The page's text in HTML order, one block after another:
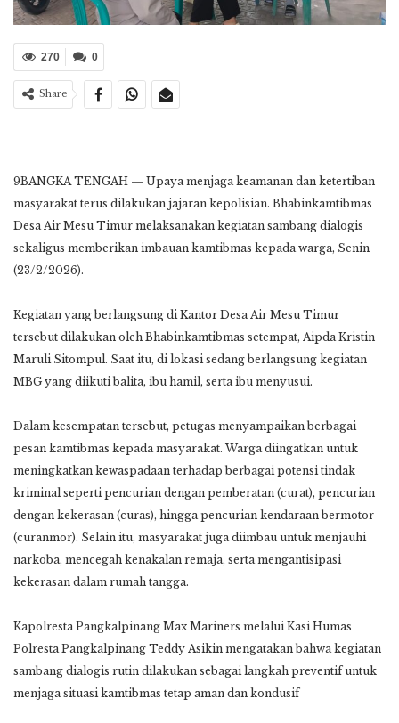
0
270
Share
9BANGKA TENGAH — Upaya menjaga keamanan dan ketertiban
masyarakat terus dilakukan jajaran kepolisian. Bhabinkamtibmas
Desa Air Mesu Timur melaksanakan kegiatan sambang dialogis
sekaligus memberikan imbauan kamtibmas kepada warga, Senin
(23/2/2026).
Kegiatan yang berlangsung di Kantor Desa Air Mesu Timur
tersebut dilakukan oleh Bhabinkamtibmas setempat, Aipda Kristin
Maruli Sitompul. Saat itu, di lokasi sedang berlangsung kegiatan
MBG yang diikuti balita, ibu hamil, serta ibu menyusui.
Dalam kesempatan tersebut, petugas menyampaikan berbagai
pesan kamtibmas kepada masyarakat. Warga diingatkan untuk
meningkatkan kewaspadaan terhadap berbagai potensi tindak
kriminal seperti pencurian dengan pemberatan (curat), pencurian
dengan kekerasan (curas), hingga pencurian kendaraan bermotor
(curanmor). Selain itu, masyarakat juga diimbau untuk menjauhi
narkoba, mencegah kenakalan remaja, serta mengantisipasi
kekerasan dalam rumah tangga.
Kapolresta Pangkalpinang Max Mariners melalui Kasi Humas
Polresta Pangkalpinang Teddy Asikin mengatakan bahwa kegiatan
sambang dialogis rutin dilakukan sebagai langkah preventif untuk
menjaga situasi kamtibmas tetap aman dan kondusif